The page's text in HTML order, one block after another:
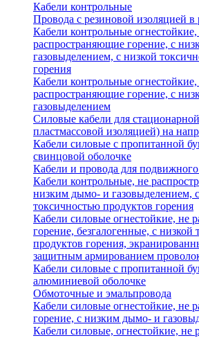
Кабели контрольные
Провода с резиновой изоляцией в
Кабели контрольные огнестойкие,
распространяющие горение, с
газовыделением, с низкой
горения
Кабели контрольные огнестойкие,
распространяющие горение, с
газовыделением
Силовые кабели для
пластмассовой изоляцией) на
Кабели силовые с пропитанной
свинцовой оболочке
Кабели и провода для подвижного
Кабели контрольные, не
низким дымо- и газовыделением,
токсичностью продуктов горения
Кабели силовые огнестойкие, не
горение, безгалогенные, с низкой
продуктов горения,
защитным армированием
Кабели силовые с пропитанной
алюминиевой оболочке
Обмоточные и эмальпровода
Кабели силовые огнестойкие, не
горение, с низким дымо- и
Кабели силовые, огнестойкие, не